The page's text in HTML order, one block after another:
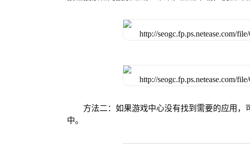
方法二：如果游戏中心没有找到需要的应用
中。